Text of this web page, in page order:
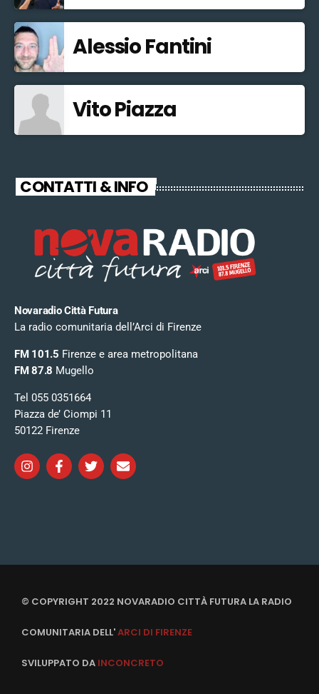
Alessio Fantini
Vito Piazza
CONTATTI & INFO
Novaradio Città Futura
La radio comunitaria dell’Arci di Firenze
FM 101.5 Firenze e area metropolitana
FM 87.8 Mugello
Tel 055 0351664
Piazza de’ Ciompi 11
50122 Firenze
© COPYRIGHT 2022 NOVARADIO CITTÀ FUTURA LA RADIO
COMUNITARIA DELL'ARCI DI FIRENZE
SVILUPPATO DA INCONCRETO